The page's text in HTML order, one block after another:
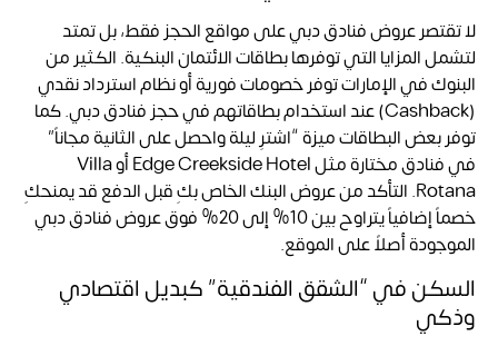
لا تقتصر عروض فنادق دبي على مواقع الحجز فقط، بل تمتد
لتشمل المزايا التي توفرها بطاقات الائتمان البنكية. الكثير من
البنوك في الإمارات توفر خصومات فورية أو نظام استرداد نقدي
(Cashback) عند استخدام بطاقاتهم في حجز فنادق دبي. كما
توفر بعض البطاقات ميزة “اشترِ ليلة واحصل على الثانية مجاناً”
في فنادق مختارة مثل Edge Creekside Hotel أو Villa
Rotana. التأكد من عروض البنك الخاص بكِ قبل الدفع قد يمنحكِ
خصماً إضافياً يتراوح بين 10% إلى 20% فوق عروض فنادق دبي
الموجودة أصلاً على الموقع.
السكن في “الشقق الفندقية” كبديل اقتصادي
وذكي